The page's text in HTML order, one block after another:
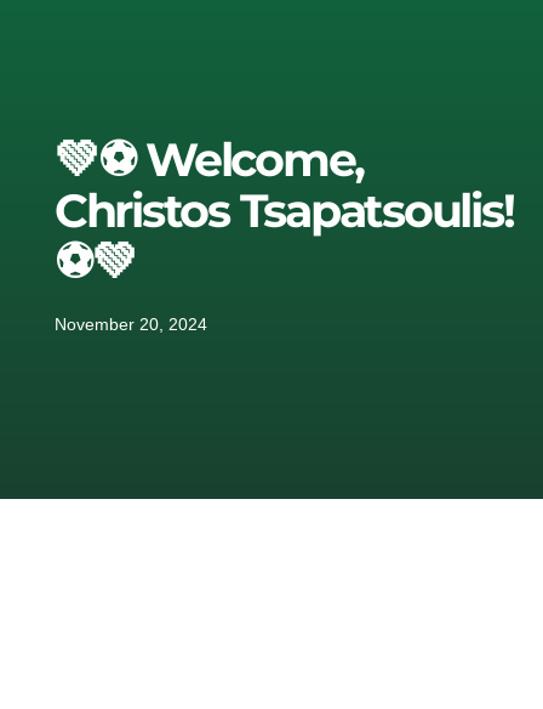
💚⚽ Welcome,
Christos Tsapatsoulis!
⚽💚
November 20, 2024